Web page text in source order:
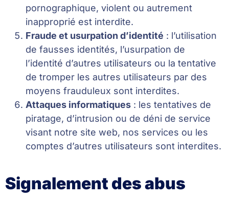
pornographique, violent ou autrement
inapproprié est interdite.
Fraude et usurpation d’identité : l’utilisation
de fausses identités, l’usurpation de
l’identité d’autres utilisateurs ou la tentative
de tromper les autres utilisateurs par des
moyens frauduleux sont interdites.
Attaques informatiques : les tentatives de
piratage, d’intrusion ou de déni de service
visant notre site web, nos services ou les
comptes d’autres utilisateurs sont interdites.
Signalement des abus